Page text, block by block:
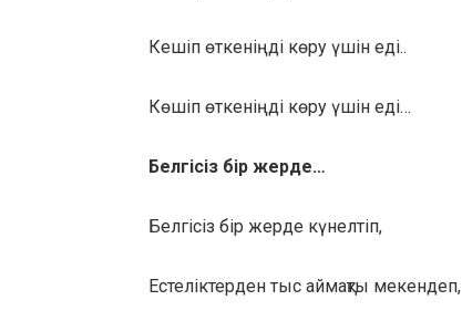
Кешіп өткеніңді көру үшін еді..
Көшіп өткеніңді көру үшін еді…
Белгісіз бір жерде…
Белгісіз бір жерде күнелтіп,
Естеліктерден тыс аймақты мекендеп,